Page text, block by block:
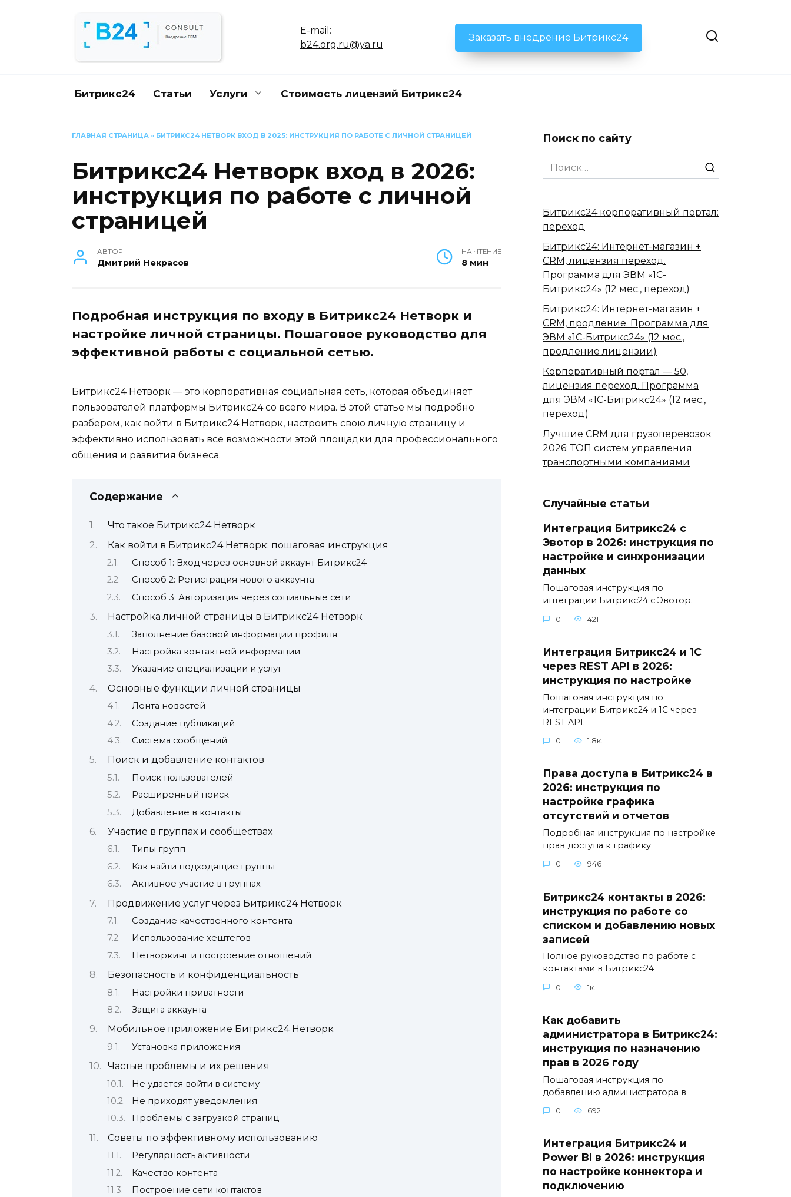
E-mail:
b24.org.ru@ya.ru
Заказать внедрение Битрикс24
Битрикс24 Статьи Услуги Стоимость лицензий Битрикс24
ГЛАВНАЯ СТРАНИЦА » БИТРИКС24 НЕТВОРК ВХОД В 2025: ИНСТРУКЦИЯ ПО РАБОТЕ С ЛИЧНОЙ СТРАНИЦЕЙ
Битрикс24 Нетворк вход в 2026:
инструкция по работе с личной
страницей
АВТОР
Дмитрий Некрасов
НА ЧТЕНИЕ
8 мин
Подробная инструкция по входу в Битрикс24 Нетворк и
настройке личной страницы. Пошаговое руководство для
эффективной работы с социальной сетью.
Битрикс24 Нетворк — это корпоративная социальная сеть, которая объединяет
пользователей платформы Битрикс24 со всего мира. В этой статье мы подробно
разберем, как войти в Битрикс24 Нетворк, настроить свою личную страницу и
эффективно использовать все возможности этой площадки для профессионального
общения и развития бизнеса.
Содержание
Что такое Битрикс24 Нетворк
Как войти в Битрикс24 Нетворк: пошаговая инструкция
Способ 1: Вход через основной аккаунт Битрикс24
Способ 2: Регистрация нового аккаунта
Способ 3: Авторизация через социальные сети
Настройка личной страницы в Битрикс24 Нетворк
Заполнение базовой информации профиля
Настройка контактной информации
Указание специализации и услуг
Основные функции личной страницы
Лента новостей
Создание публикаций
Система сообщений
Поиск и добавление контактов
Поиск пользователей
Расширенный поиск
Добавление в контакты
Участие в группах и сообществах
Типы групп
Как найти подходящие группы
Активное участие в группах
Продвижение услуг через Битрикс24 Нетворк
Создание качественного контента
Использование хештегов
Нетворкинг и построение отношений
Безопасность и конфиденциальность
Настройки приватности
Защита аккаунта
Мобильное приложение Битрикс24 Нетворк
Установка приложения
Частые проблемы и их решения
Не удается войти в систему
Не приходят уведомления
Проблемы с загрузкой страниц
Советы по эффективному использованию
Регулярность активности
Качество контента
Построение сети контактов
Поиск по сайту
Search
for:
Битрикс24 корпоративный портал:
переход
Битрикс24: Интернет-магазин +
CRM, лицензия переход.
Программа для ЭВМ «1С-
Битрикс24» (12 мес., переход)
Битрикс24: Интернет-магазин +
CRM, продление. Программа для
ЭВМ «1С-Битрикс24» (12 мес.,
продление лицензии)
Корпоративный портал — 50,
лицензия переход. Программа
для ЭВМ «1С-Битрикс24» (12 мес.,
переход)
Лучшие CRM для грузоперевозок
2026: ТОП систем управления
транспортными компаниями
Случайные статьи
Интеграция Битрикс24 с
Эвотор в 2026: инструкция по
настройке и синхронизации
данных
Пошаговая инструкция по
интеграции Битрикс24 с Эвотор.
0 421
Интеграция Битрикс24 и 1С
через REST API в 2026:
инструкция по настройке
Пошаговая инструкция по
интеграции Битрикс24 и 1С через
REST API.
0 1.8к.
Права доступа в Битрикс24 в
2026: инструкция по
настройке графика
отсутствий и отчетов
Подробная инструкция по настройке
прав доступа к графику
0 946
Битрикс24 контакты в 2026:
инструкция по работе со
списком и добавлению новых
записей
Полное руководство по работе с
контактами в Битрикс24
0 1к.
Как добавить
администратора в Битрикс24:
инструкция по назначению
прав в 2026 году
Пошаговая инструкция по
добавлению администратора в
0 692
Интеграция Битрикс24 и
Power BI в 2026: инструкция
по настройке коннектора и
подключению